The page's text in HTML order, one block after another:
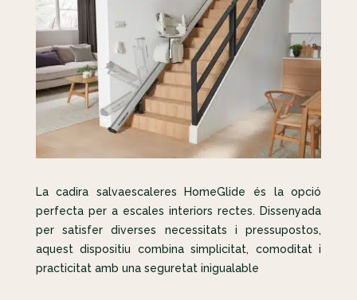
La cadira salvaescaleres HomeGlide és la opció
perfecta per a escales interiors rectes. Dissenyada
per satisfer diverses necessitats i pressupostos,
aquest dispositiu combina simplicitat, comoditat i
practicitat amb una seguretat inigualable